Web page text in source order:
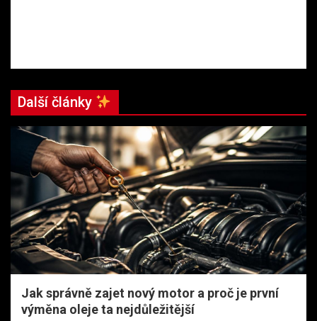
Další články
Jak správně zajet nový motor a proč je první
výměna oleje ta nejdůležitější